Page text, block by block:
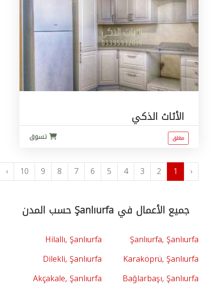
الأثاث الذكي
تسوق مغلق
‹
1
2
3
4
5
6
7
8
9
10
›
جميع الأعمال في Şanlıurfa حسب المدن
Şanlıurfa, Şanlıurfa
Hilallı, Şanlıurfa
Karaköprü, Şanlıurfa
Dilekli, Şanlıurfa
Bağlarbaşı, Şanlıurfa
Akçakale, Şanlıurfa